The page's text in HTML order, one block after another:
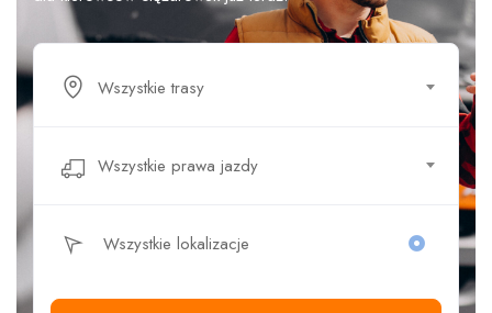
Wszystkie trasy
Wszystkie prawa jazdy